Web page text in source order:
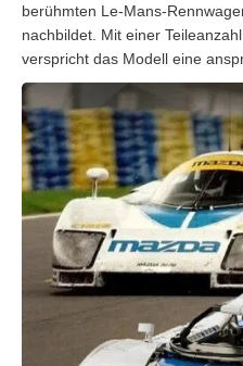
berühmten Le-Mans-
nachbildet. Mit einer
verspricht das Modell eine